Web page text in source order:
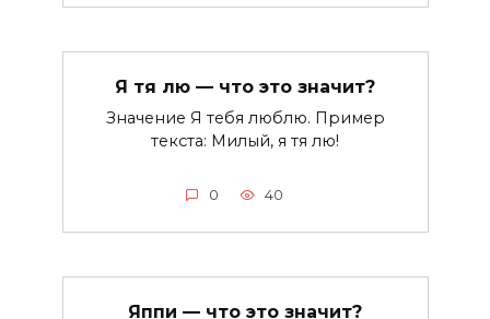
Я тя лю — что это значит?
Значение Я тебя люблю. Пример
текста: Милый, я тя лю!
0 40
Яппи — что это значит?